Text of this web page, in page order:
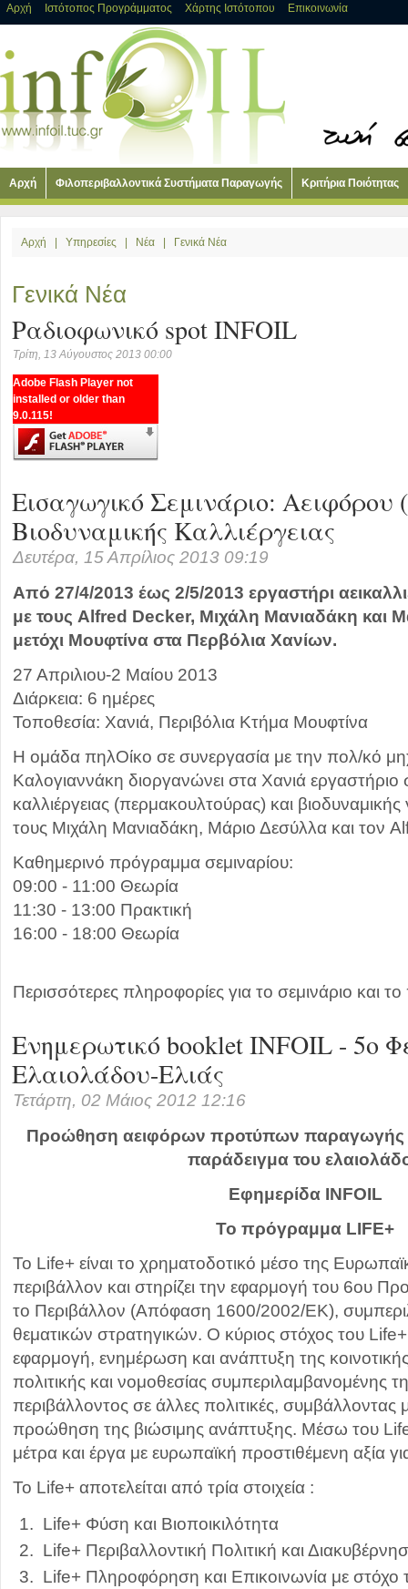
Αρχή Ιστότοπος Προγράμματος Χάρτης Ιστότοπου Επικοινωνία
Αρχή Φιλοπεριβαλλοντικά Συστήματα Παραγωγής Κριτήρια Ποιότητας
Αρχή Υπηρεσίες Νέα Γενικά Νέα
Γενικά Νέα
Ραδιοφωνικό spot INFOIL
Τρίτη, 13 Αύγουστος 2013 00:00
Adobe Flash Player not
installed or older than
9.0.115!
Εισαγωγικό Σεμινάριο: Αειφόρου
Βιοδυναμικής Καλλιέργειας
Δευτέρα, 15 Απρίλιος 2013 09:19
Από 27/4/2013 έως 2/5/2013 εργαστήρι
με τους Alfred Decker, Μιχάλη Μανιαδάκη και
μετόχι Μουφτίνα στα Περβόλια Χανίων.
27 Απριλιου-2 Μαίου 2013
Διάρκεια: 6 ημέρες
Τοποθεσία: Χανιά, Περιβόλια Κτήμα Μουφτίνα
H ομάδα πηλΟίκο σε συνεργασία με την πολ/κό
Καλογιαννάκη διοργανώνει στα Χανιά εργαστήριο
καλλιέργειας (περμακουλτούρας) και βιοδυναμικής
τους Μιχάλη Μανιαδάκη, Μάριο Δεσύλλα και τον
Καθημερινό πρόγραμμα σεμιναρίου:
09:00 - 11:00 Θεωρία
11:30 - 13:00 Πρακτική
16:00 - 18:00 Θεωρία
Περισσότερες πληροφορίες για το σεμινάριο και
Ενημερωτικό booklet INFOIL - 5ο
Ελαιολάδου-Ελιάς
Τετάρτη, 02 Μάιος 2012 12:16
Προώθηση αειφόρων προτύπων παραγωγής
παράδειγμα του
Εφημερίδα INFOIL
Το πρόγραμμα LIFE+
Το Life+ είναι το χρηματοδοτικό μέσο της
περιβάλλον και στηρίζει την εφαρμογή του 6ου
το Περιβάλλον (Απόφαση 1600/2002/ΕΚ),
θεματικών στρατηγικών. Ο κύριος στόχος του Life+
εφαρμογή, ενημέρωση και ανάπτυξη της
πολιτικής και νομοθεσίας συμπεριλαμβανομένης
περιβάλλοντος σε άλλες πολιτικές,
προώθηση της βιώσιμης ανάπτυξης. Μέσω του
μέτρα και έργα με ευρωπαϊκή προστιθέμενη αξία
Το Life+ αποτελείται από τρία στοιχεία :
Life+ Φύση και Βιοποικιλότητα
Life+ Περιβαλλοντική Πολιτική και
Life+ Πληροφόρηση και Επικοινωνία με στόχο